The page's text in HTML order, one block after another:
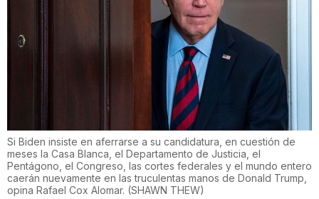
Si Biden insiste en aferrarse a su candidatura, en cuestión de
meses la Casa Blanca, el Departamento de Justicia, el
Pentágono, el Congreso, las cortes federales y el mundo entero
caerán nuevamente en las truculentas manos de Donald Trump,
opina Rafael Cox Alomar. (SHAWN THEW)